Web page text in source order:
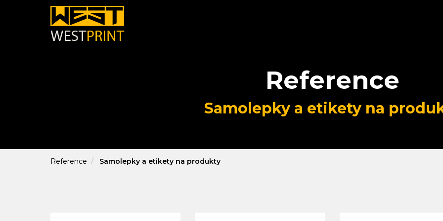
Reference
Samolepky a etikety na
Reference Samolepky a etikety na produkty